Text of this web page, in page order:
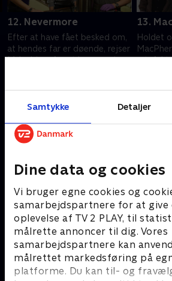
Samtykke Detaljer
Dine data og cookies
Vi bruger egne cookies og
samarbejdspartnere for at give
oplevelse af TV 2 PLAY, til
målrette annoncer til dig. Vores
samarbejdspartnere kan
målrettet markedsføring på
platforme. Du kan til- og
12. Nevermore
Efter at have fået besked om,
at hendes far er døende, rejser
Myka hjem for at besøge sine
13.
Holdet
Luftens læger
Drama • 3 sæsoner